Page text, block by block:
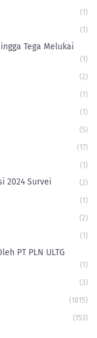
(1)
(1)
Tega Melukai
(1)
(2)
(1)
(1)
(5)
(17)
(1)
2024 Survei (2)
(1)
(2)
(1)
PT PLN ULTG
(1)
(3)
(1815)
(153)